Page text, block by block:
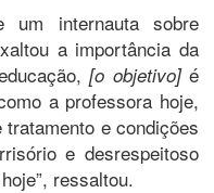
um internauta sobre
a importância da
[o objetivo]é
a professora hoje,
e condições
e desrespeitoso
ressaltou.